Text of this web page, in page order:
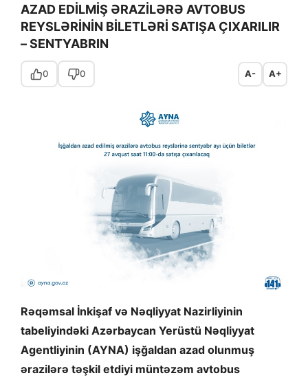
AZAD EDİLMİŞ ƏRAZİLƏRƏ AVTOBUS
REYSLƏRİNİN BİLETLƏRİ SATIŞA ÇIXARILIR
– SENTYABRIN
0 0 A- A+
Rəqəmsal İnkişaf və Nəqliyyat Nazirliyinin
tabeliyindəki Azərbaycan Yerüstü Nəqliyyat
Agentliyinin (AYNA) işğaldan azad olunmuş
ərazilərə təşkil etdiyi müntəzəm avtobus